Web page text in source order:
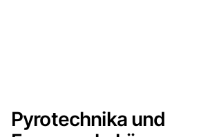
Pyrotechnika und